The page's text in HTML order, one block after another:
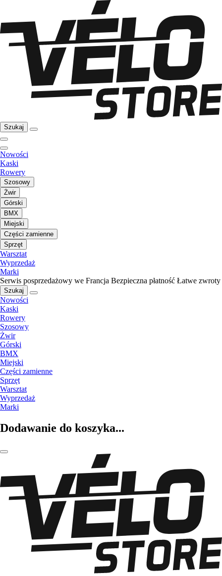
Szukaj
Nowości
Kaski
Rowery
Szosowy
Żwir
Górski
BMX
Miejski
Części zamienne
Sprzęt
Warsztat
Wyprzedaż
Marki
Serwis posprzedażowy we Francja Bezpieczna płatność Łatwe zwroty
Szukaj
Nowości
Kaski
Rowery
Szosowy
Żwir
Górski
BMX
Miejski
Części zamienne
Sprzęt
Warsztat
Wyprzedaż
Marki
Dodawanie do koszyka...